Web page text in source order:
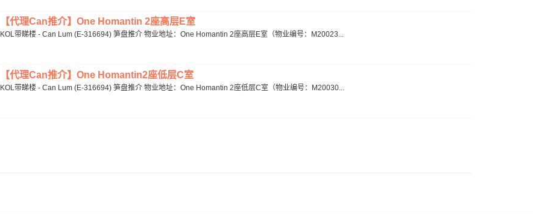
【代理Can推介】One Homantin 2座高层E室
KOL带睇楼 - Can Lum (E-316694) 笋盘推介 物业地址：One Homantin 2座高层E室（物业编号：M20023...
【代理Can推介】One Homantin2座低层C室
KOL带睇楼 - Can Lum (E-316694) 笋盘推介 物业地址：One Homantin 2座低层C室（物业编号：M20030...